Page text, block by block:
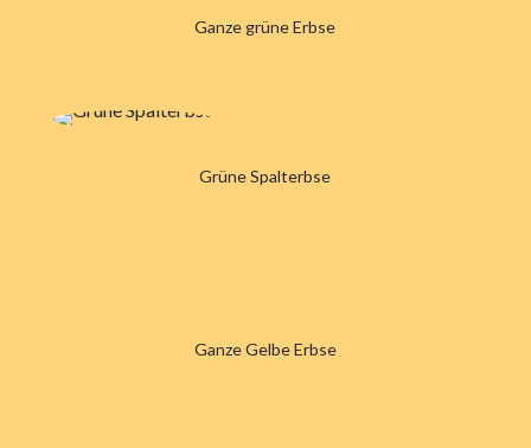
Ganze grüne Erbse
Grüne Spalterbse
Ganze Gelbe Erbse